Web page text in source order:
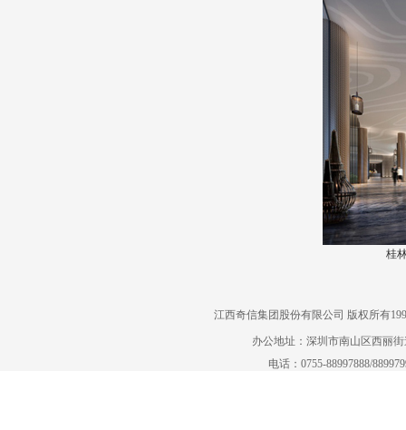
桂
江西奇信集团股份有限公司 版权所有
办公地址：深圳市南山区西丽
电话：0755-88997888/